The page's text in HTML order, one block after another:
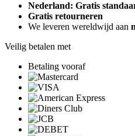
Nederland: Gratis
Gratis retourneren
We leveren wereldwijd aan
Veilig betalen met
Betaling vooraf